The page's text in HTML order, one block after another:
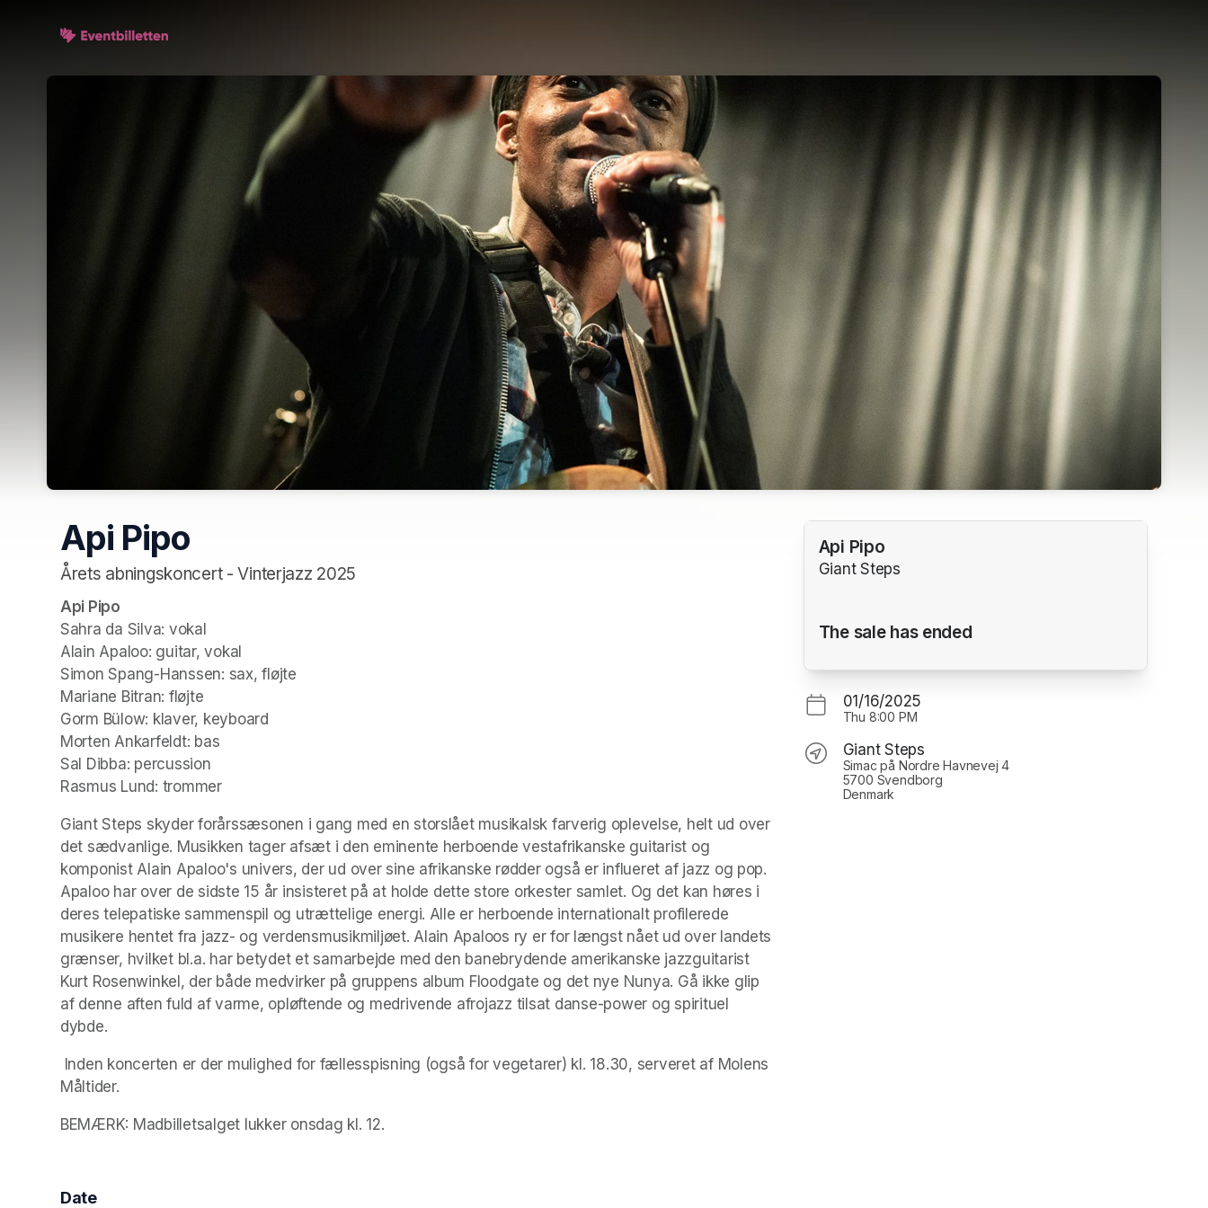
Api Pipo
Årets abningskoncert - Vinterjazz 2025
Api Pipo
Sahra da Silva: vokal
Alain Apaloo: guitar, vokal
Simon Spang-Hanssen: sax, fløjte
Mariane Bitran: fløjte
Gorm Bülow: klaver, keyboard
Morten Ankarfeldt: bas
Sal Dibba: percussion
Rasmus Lund: trommer
Giant Steps skyder forårssæsonen i gang med en storslået musikalsk farverig oplevelse, helt ud over
det sædvanlige. Musikken tager afsæt i den eminente herboende vestafrikanske guitarist og
komponist Alain Apaloo's univers, der ud over sine afrikanske rødder også er influeret af jazz og pop.
Apaloo har over de sidste 15 år insisteret på at holde dette store orkester samlet. Og det kan høres i
deres telepatiske sammenspil og utrættelige energi. Alle er herboende internationalt profilerede
musikere hentet fra jazz- og verdensmusikmiljøet. Alain Apaloos ry er for længst nået ud over landets
grænser, hvilket bl.a. har betydet et samarbejde med den banebrydende amerikanske jazzguitarist
Kurt Rosenwinkel, der både medvirker på gruppens album Floodgate og det nye Nunya. Gå ikke glip
af denne aften fuld af varme, opløftende og medrivende afrojazz tilsat danse-power og spirituel
dybde.
Måltider.
Date
Api Pipo
Giant Steps
The sale has ended
01/16/2025
Thu 8:00 PM
Giant Steps
Simac på Nordre Havnevej 4
5700 Svendborg
Denmark